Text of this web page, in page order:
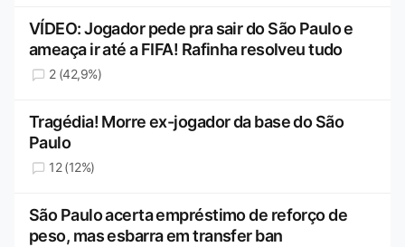
VÍDEO: Jogador pede pra sair do São Paulo e
ameaça ir até a FIFA! Rafinha resolveu tudo
2 (42,9%)
Tragédia! Morre ex-jogador da base do São
Paulo
12 (12%)
São Paulo acerta empréstimo de reforço de
peso, mas esbarra em transfer ban